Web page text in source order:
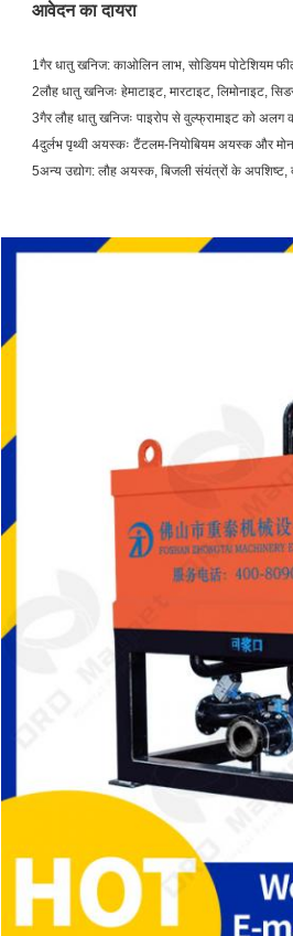
आवेदन का दायरा
1गैर धातु खनिज: काओलिन लाभ, सोडियम पोटेशियम
2लौह धातु खनिजः हेमाटाइट, मारटाइट, लिमोनाइट,
3गैर लौह धातु खनिजः पाइरोप से वुल्फ्रामाइट को अलग
4दुर्लभ पृथ्वी अयस्कः टैंटलम-नियोबियम अयस्क और
5अन्य उद्योग: लौह अयस्क, बिजली संयंत्रों के अपशिष्ट,